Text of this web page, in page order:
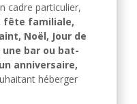
cadre particulier,
fête familiale,
Noël, Jour de
bar ou bat-
anniversaire,
héberger